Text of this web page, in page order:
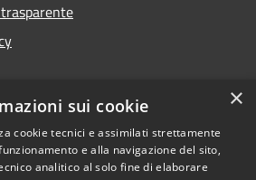
×
sui cookie
cookie tecnici e assimilati strettamente
e alla navigazione del sito,
analitico al solo fine di elaborare